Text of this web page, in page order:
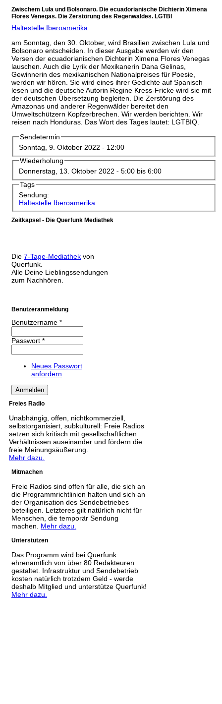
Zwischem Lula und Bolsonaro. Die ecuadorianische Dichterin Ximena
Flores Venegas. Die Zerstörung des Regenwaldes. LGTBI
Haltestelle Iberoamerika
am Sonntag, den 30. Oktober, wird Brasilien zwischen Lula und
Bolsonaro entscheiden. In dieser Ausgabe werden wir den
Versen der ecuadorianischen Dichterin Ximena Flores Venegas
lauschen. Auch die Lyrik der Mexikanerin Dana Gelinas,
Gewinnerin des mexikanischen Nationalpreises für Poesie,
werden wir hören. Sie wird eines ihrer Gedichte auf Spanisch
lesen und die deutsche Autorin Regine Kress-Fricke wird sie mit
der deutschen Übersetzung begleiten. Die Zerstörung des
Amazonas und anderer Regenwälder bereitet den
Umweltschützern Kopfzerbrechen. Wir werden berichten. Wir
reisen nach Honduras. Das Wort des Tages lautet: LGTBIQ.
Sendetermin
Sonntag, 9. Oktober 2022 - 12:00
Wiederholung
Donnerstag, 13. Oktober 2022 - 5:00bis 6:00
Tags
Sendung:
Haltestelle Iberoamerika
Zeitkapsel - Die Querfunk Mediathek
Die 7-Tage-Mediathek von
Querfunk.
Alle Deine Lieblingssendungen
zum Nachhören.
Benutzeranmeldung
Benutzername *
Passwort *
Neues Passwort
anfordern
Freies Radio
Unabhängig, offen, nichtkommerziell,
selbstorganisiert, subkulturell: Freie Radios
setzen sich kritisch mit gesellschaftlichen
Verhältnissen auseinander und fördern die
freie Meinungsäußerung.
Mehr dazu.
Mitmachen
Freie Radios sind offen für alle, die sich an
die Programmrichtlinien halten und sich an
der Organisation des Sendebetriebes
beteiligen. Letzteres gilt natürlich nicht für
Menschen, die temporär Sendung
machen. Mehr dazu.
Unterstützen
Das Programm wird bei Querfunk
ehrenamtlich von über 80 Redakteuren
gestaltet. Infrastruktur und Sendebetrieb
kosten natürlich trotzdem Geld - werde
deshalb Mitglied und unterstütze Querfunk!
Mehr dazu.